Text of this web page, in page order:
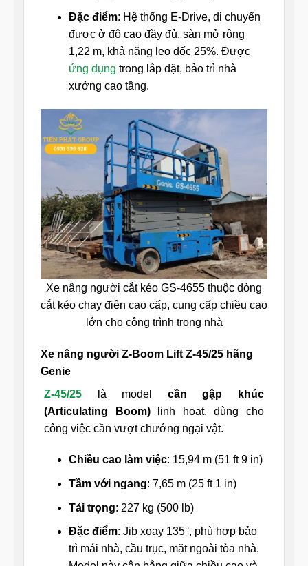
Đặc điểm: Hệ thống E-Drive, di chuyển
được ở độ cao đầy đủ, sàn mở rộng
1,22 m, khả năng leo dốc 25%. Được
ứng dụng trong lắp đặt, bảo trì nhà
xưởng cao tầng.
Xe nâng người cắt kéo GS-4655 thuộc dòng
cắt kéo chạy điện cao cấp, cung cấp chiều cao
lớn cho công trình trong nhà
Xe nâng người Z-Boom Lift Z-45/25 hãng
Genie
Z-45/25 là model cần gập khúc
(Articulating Boom)linh hoạt, dùng cho
công việc cần vượt chướng ngại vật.
Chiều cao làm việc: 15,94 m (51 ft 9 in)
Tầm với ngang: 7,65 m (25 ft 1 in)
Tải trọng: 227 kg (500 lb)
Đặc điểm: Jib xoay 135°, phù hợp bảo
trì mái nhà, cầu trục, mặt ngoài tòa nhà.